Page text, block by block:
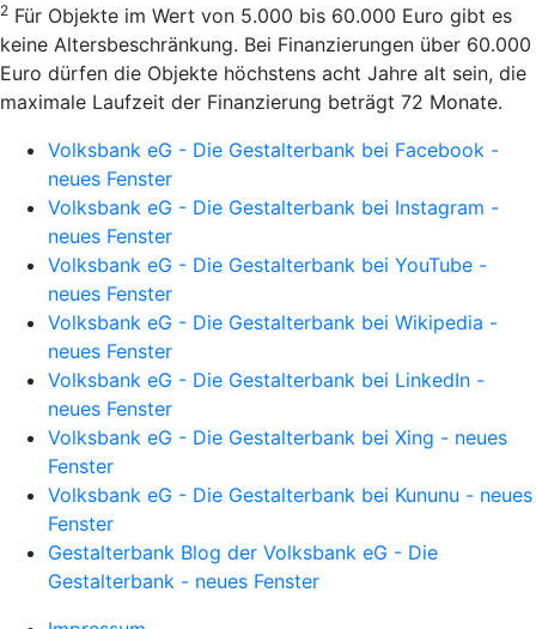
2 Für Objekte im Wert von 5.000 bis 60.000 Euro gibt es
keine Altersbeschränkung. Bei Finanzierungen über 60.000
Euro dürfen die Objekte höchstens acht Jahre alt sein, die
maximale Laufzeit der Finanzierung beträgt 72 Monate.
Volksbank eG - Die Gestalterbank bei Facebook -
neues Fenster
Volksbank eG - Die Gestalterbank bei Instagram -
neues Fenster
Volksbank eG - Die Gestalterbank bei YouTube -
neues Fenster
Volksbank eG - Die Gestalterbank bei Wikipedia -
neues Fenster
Volksbank eG - Die Gestalterbank bei LinkedIn -
neues Fenster
Volksbank eG - Die Gestalterbank bei Xing - neues
Fenster
Volksbank eG - Die Gestalterbank bei Kununu - neues
Fenster
Gestalterbank Blog der Volksbank eG - Die
Gestalterbank - neues Fenster